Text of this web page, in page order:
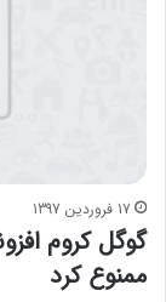
17 فروردین 1397
گوگل کروم
ممنوع کرد